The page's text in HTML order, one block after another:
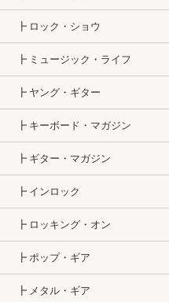
┣ ロック・ショウ
┣ ミュージック・ライフ
┣ ヤング・ギター
┣ キーボード・マガジン
┣ ギター・マガジン
┣ インロック
┣ ロッキング・オン
┣ ポップ・ギア
┣ メタル・ギア